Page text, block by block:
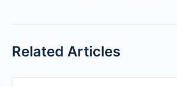
Related Articles